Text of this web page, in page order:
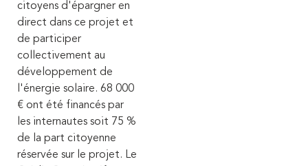
citoyens d'épargner en
direct dans ce projet et
de participer
collectivement au
développement de
l'énergie solaire. 68 000
€ ont été financés par
les internautes soit 75 %
de la part citoyenne
réservée sur le projet. Le